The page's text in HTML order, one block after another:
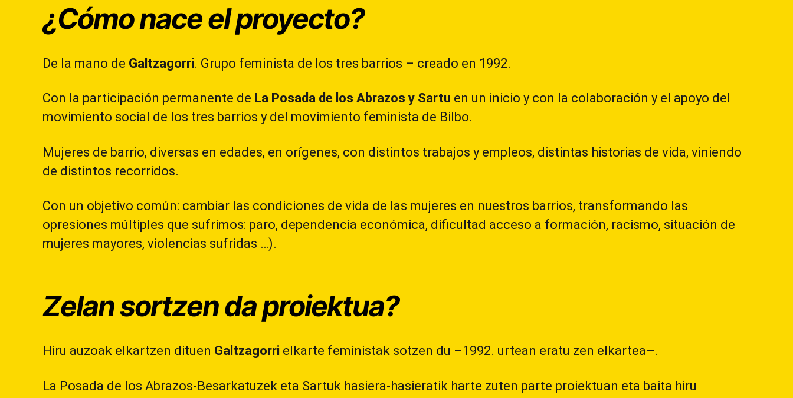
¿Cómo nace el proyecto?
De la mano de Galtzagorri. Grupo feminista de los tres barrios – creado en 1992.
Con la participación permanente de La Posada de los Abrazos y Sartu en un inicio y con la colaboración y el apoyo del
movimiento social de los tres barrios y del movimiento feminista de Bilbo.
Mujeres de barrio, diversas en edades, en orígenes, con distintos trabajos y empleos, distintas historias de vida, viniendo
de distintos recorridos.
Con un objetivo común: cambiar las condiciones de vida de las mujeres en nuestros barrios, transformando las
opresiones múltiples que sufrimos: paro, dependencia económica, dificultad acceso a formación, racismo, situación de
mujeres mayores, violencias sufridas …).
Zelan sortzen da proiektua?
Hiru auzoak elkartzen dituen Galtzagorri elkarte feministak sotzen du –1992. urtean eratu zen elkartea–.
La Posada de los Abrazos-Besarkatuzek eta Sartuk hasiera-hasieratik harte zuten parte proiektuan eta baita hiru